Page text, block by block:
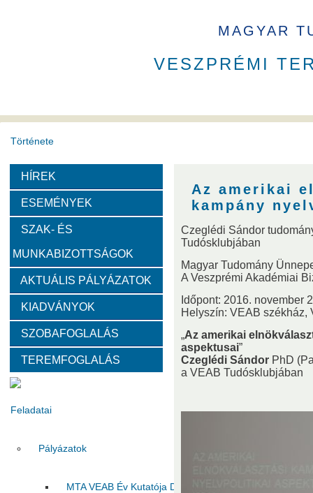
MAGYAR
VESZPRÉMI
Története
A VEAB története
Díjak
Emlékérem VEAB Kiemelkedő Ifjú
Szervezeti felépítése
Választott vezetők Akadémikusok Nem akadémikus
Tanácskozási jogú tagok SZMSZ Testületek
Feladatai
Pályázatok
MTA VEAB Év Kutatója Díj
HÍREK
ESEMÉNYEK
SZAK- ÉS
MUNKABIZOTTSÁGOK
AKTUÁLIS PÁLYÁZATOK
KIADVÁNYOK
SZOBAFOGLALÁS
TEREMFOGLALÁS
Az amerikai
kampány
Czeglédi Sándor
Tudósklubjában
Magyar Tudomány
A Veszprémi Akadémiai
Időpont: 2016. november
Helyszín: VEAB székház,
„Az amerikai
aspektusai”
Czeglédi Sándor PhD
a VEAB Tudósklubjában